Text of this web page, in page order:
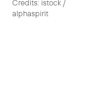
Credits: istock /
alphaspirit